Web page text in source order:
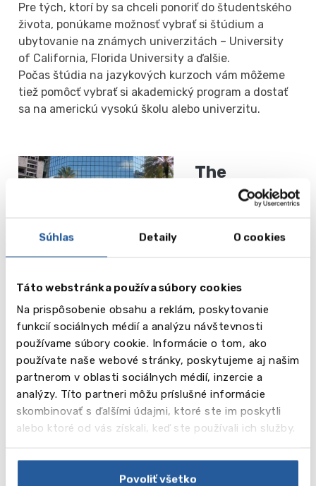
Súhlas Detaily O cookies
Táto webstránka používa súbory cookies
Na prispôsobenie obsahu a reklám, poskytovanie
funkcií sociálnych médií a analýzu návštevnosti
používame súbory cookie. Informácie o tom, ako
používate naše webové stránky, poskytujeme aj našim
partnerom v oblasti sociálnych médií, inzercie a
analýzy. Títo partneri môžu príslušné informácie
skombinovať s ďalšími údajmi, ktoré ste im poskytli
alebo ktoré od vás získali, keď ste používali ich služby.
Povoliť všetko
Pre tých, ktorí by sa chceli ponoriť do študentského
života, ponúkame možnosť vybrať si štúdium a
ubytovanie na známych univerzitách – University
of California, Florida University a ďalšie.
Počas štúdia na jazykových kurzoch vám môžeme
tiež pomôcť vybrať si akademický program a dostať
sa na americkú vysokú školu alebo univerzitu.
The
Language
Academy
viac
Lauderdale
Kaplan New
York
od 530 USD
Čítaj
New